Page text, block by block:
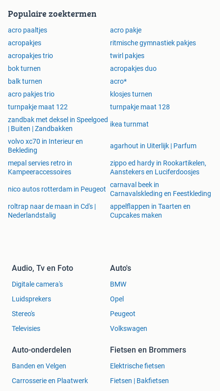
Populaire zoektermen
acro paaltjes
acro pakje
acropakjes
ritmische gymnastiek pakjes
acropakjes trio
twirl pakjes
bok turnen
acropakjes duo
balk turnen
acro*
acro pakjes trio
klosjes turnen
turnpakje maat 122
turnpakje maat 128
zandbak met deksel in Speelgoed
| Buiten | Zandbakken
ikea turnmat
volvo xc70 in Interieur en
Bekleding
agarhout in Uiterlijk | Parfum
mepal servies retro in
Kampeeraccessoires
zippo ed hardy in Rookartikelen,
Aanstekers en Luciferdoosjes
nico autos rotterdam in Peugeot
carnaval beek in
Carnavalskleding en Feestkleding
roltrap naar de maan in Cd's |
Nederlandstalig
appelflappen in Taarten en
Cupcakes maken
Audio, Tv en Foto
Digitale camera's
Luidsprekers
Stereo's
Televisies
Auto's
BMW
Opel
Peugeot
Volkswagen
Auto-onderdelen
Banden en Velgen
Carrosserie en Plaatwerk
Fietsen en Brommers
Elektrische fietsen
Fietsen | Bakfietsen